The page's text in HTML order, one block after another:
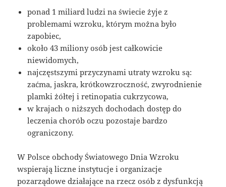
ponad 1 miliard ludzi na świecie żyje z
problemami wzroku, którym można było
zapobiec,
około 43 miliony osób jest całkowicie
niewidomych,
najczęstszymi przyczynami utraty wzroku są:
zaćma, jaskra, krótkowzroczność, zwyrodnienie
plamki żółtej i retinopatia cukrzycowa,
w krajach o niższych dochodach dostęp do
leczenia chorób oczu pozostaje bardzo
ograniczony.
W Polsce obchody Światowego Dnia Wzroku
wspierają liczne instytucje i organizacje
pozarządowe działające na rzecz osób z dysfunkcją